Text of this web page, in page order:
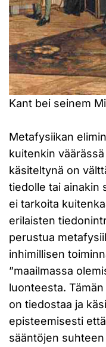
Kant bei seinem
Metafysiikan
kuitenkin
käsiteltynä on
tiedolle tai ainakin
ei tarkoita
erilaisten
perustua
inhimillisen
”maailmassa
luonteesta.
on tiedostaa ja
episteemisesti
sääntöjen